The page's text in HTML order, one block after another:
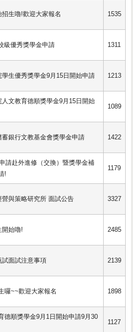
生嚕!歡迎大家報名 1535
級優秀獎學金申請 1311
學生優秀獎學金9月15日開始申請 1213
人文教育德順獎學金9月15日開始
1089
蓄銀行文教基金會獎學金申請 1422
請赴外進修（交換）暨獎學金補
!
1179
營與策略研究所 面試公告 3327
開始嚕! 2485
試面試注意事項 2139
囉~~歡迎大家報名 1898
德順獎學金9月1日開始申請9月30
1127